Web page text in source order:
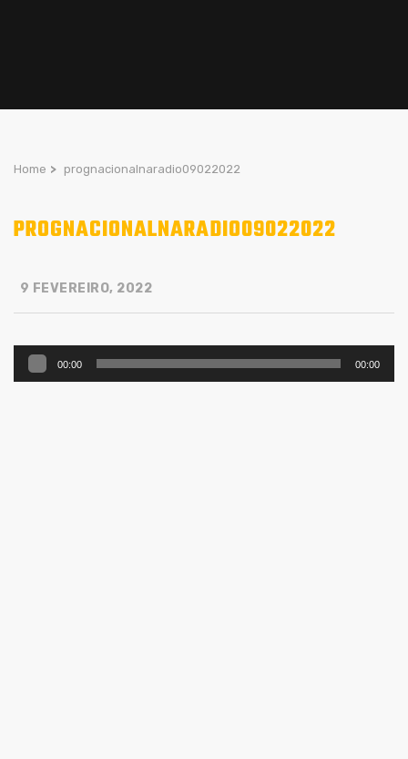
Home > prognacionalnaradio09022022
PROGNACIONALNARADIO09022022
9 FEVEREIRO, 2022
Reprodutor
de
00:00 00:00